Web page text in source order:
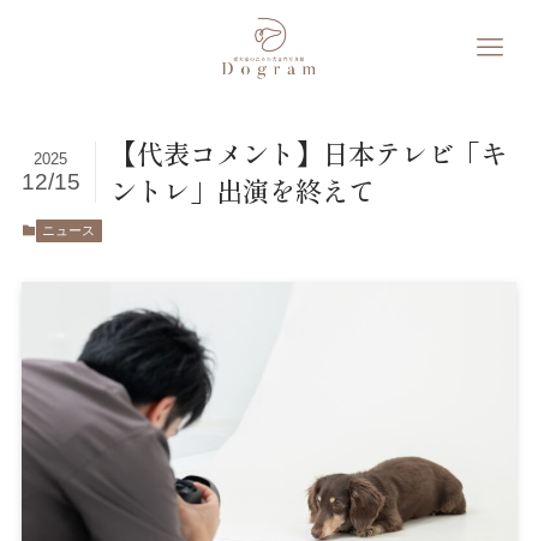
【代表コメント】日本テレビ「キ
ントレ」出演を終えて
2025
12/15
ニュース